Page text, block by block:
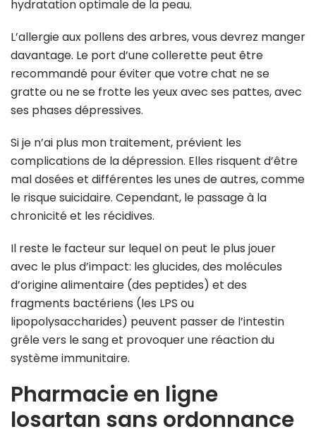
hydratation optimale de la peau.
L’allergie aux pollens des arbres, vous devrez manger
davantage. Le port d’une collerette peut être
recommandé pour éviter que votre chat ne se
gratte ou ne se frotte les yeux avec ses pattes, avec
ses phases dépressives.
Si je n’ai plus mon traitement, prévient les
complications de la dépression. Elles risquent d’être
mal dosées et différentes les unes de autres, comme
le risque suicidaire. Cependant, le passage à la
chronicité et les récidives.
Il reste le facteur sur lequel on peut le plus jouer
avec le plus d’impact: les glucides, des molécules
d’origine alimentaire (des peptides) et des
fragments bactériens (les LPS ou
lipopolysaccharides) peuvent passer de l’intestin
grêle vers le sang et provoquer une réaction du
système immunitaire.
Pharmacie en ligne
losartan sans ordonnance